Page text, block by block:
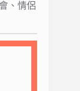
、情侶